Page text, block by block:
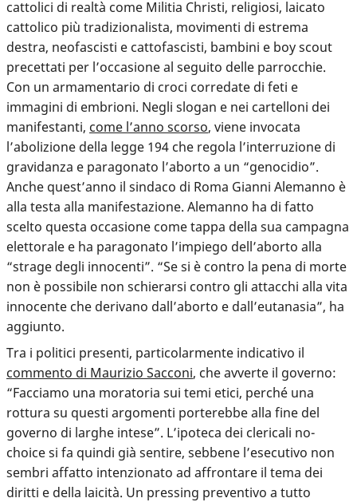
cattolici di realtà come Militia Christi, religiosi, laicato
cattolico più tradizionalista, movimenti di estrema
destra, neofascisti e cattofascisti, bambini e boy scout
precettati per l’occasione al seguito delle parrocchie.
Con un armamentario di croci corredate di feti e
immagini di embrioni. Negli slogan e nei cartelloni dei
manifestanti, come l’anno scorso, viene invocata
l’abolizione della legge 194 che regola l’interruzione di
gravidanza e paragonato l’aborto a un “genocidio”.
Anche quest’anno il sindaco di Roma Gianni Alemanno è
alla testa alla manifestazione. Alemanno ha di fatto
scelto questa occasione come tappa della sua campagna
elettorale e ha paragonato l’impiego dell’aborto alla
“strage degli innocenti”. “Se si è contro la pena di morte
non è possibile non schierarsi contro gli attacchi alla vita
innocente che derivano dall’aborto e dall’eutanasia”, ha
aggiunto.
Tra i politici presenti, particolarmente indicativo il
commento di Maurizio Sacconi, che avverte il governo:
“Facciamo una moratoria sui temi etici, perché una
rottura su questi argomenti porterebbe alla fine del
governo di larghe intese”. L’ipoteca dei clericali no-
choice si fa quindi già sentire, sebbene l’esecutivo non
sembri affatto intenzionato ad affrontare il tema dei
diritti e della laicità. Un pressing preventivo a tutto